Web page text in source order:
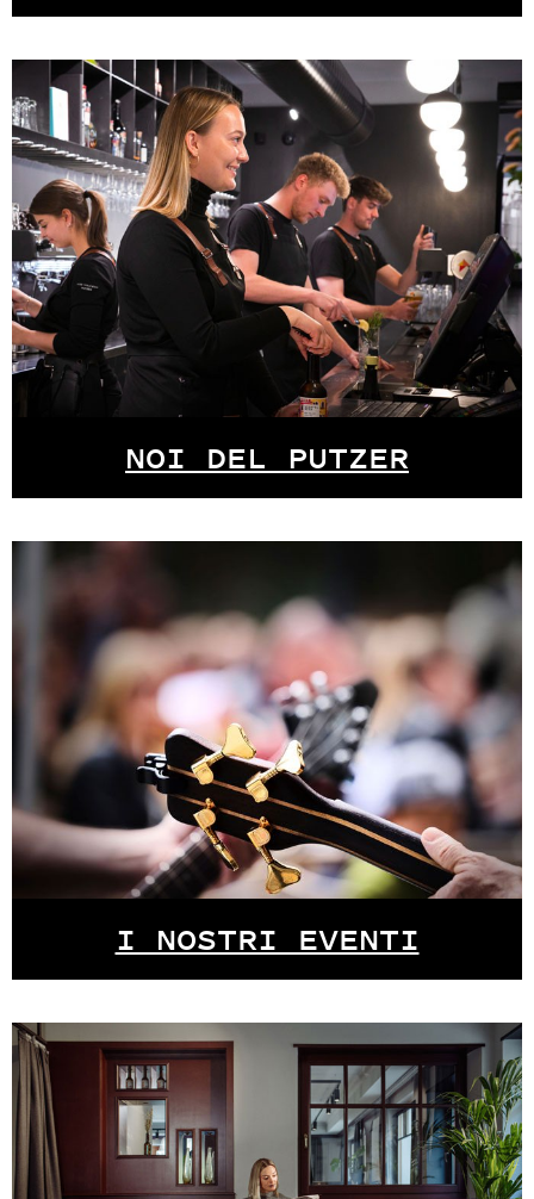
NOI DEL PUTZER
I NOSTRI EVENTI